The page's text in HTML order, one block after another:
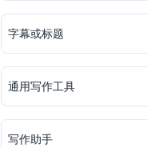
字幕或标题
通用写作工具
写作助手